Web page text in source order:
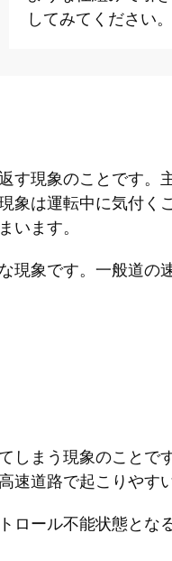
してみてください。
す現象のことです。
象は運転中に気付く
います。
現象です。一般道の
しまう現象のことで
道路で起こりやす
ロール不能状態とな